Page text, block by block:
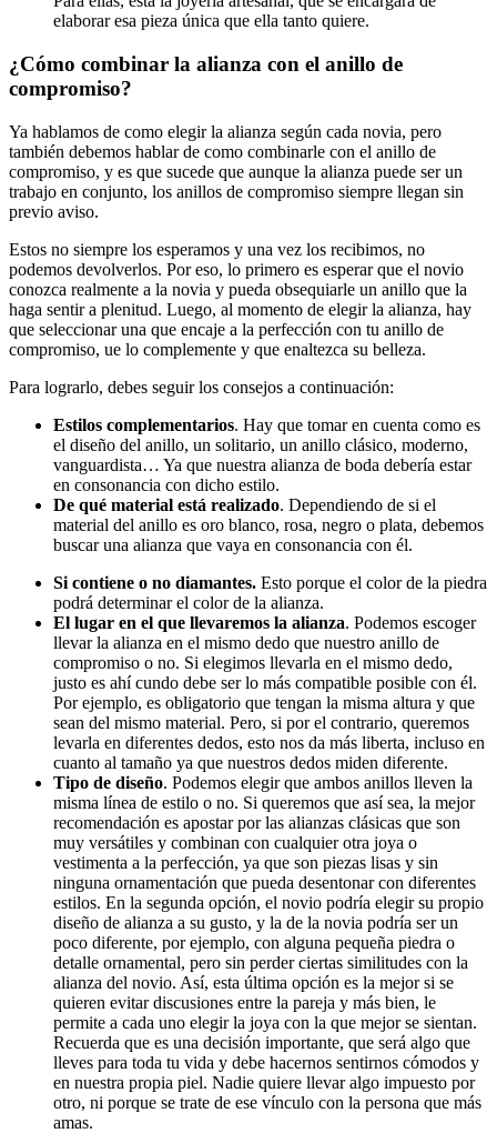
elaborar esa pieza única que ella tanto quiere.
¿Cómo combinar la alianza con el anillo de
compromiso?
Ya hablamos de como elegir la alianza según cada novia, pero
también debemos hablar de como combinarle con el anillo de
compromiso, y es que sucede que aunque la alianza puede ser un
trabajo en conjunto, los anillos de compromiso siempre llegan sin
previo aviso.
Estos no siempre los esperamos y una vez los recibimos, no
podemos devolverlos. Por eso, lo primero es esperar que el novio
conozca realmente a la novia y pueda obsequiarle un anillo que la
haga sentir a plenitud. Luego, al momento de elegir la alianza, hay
que seleccionar una que encaje a la perfección con tu anillo de
compromiso, ue lo complemente y que enaltezca su belleza.
Para lograrlo, debes seguir los consejos a continuación:
Estilos complementarios. Hay que tomar en cuenta como es
el diseño del anillo, un solitario, un anillo clásico, moderno,
vanguardista… Ya que nuestra alianza de boda debería estar
en consonancia con dicho estilo.
De qué material está realizado. Dependiendo de si el
material del anillo es oro blanco, rosa, negro o plata, debemos
buscar una alianza que vaya en consonancia con él.
Si contiene o no diamantes. Esto porque el color de la piedra
podrá determinar el color de la alianza.
El lugar en el que llevaremos la alianza. Podemos escoger
llevar la alianza en el mismo dedo que nuestro anillo de
compromiso o no. Si elegimos llevarla en el mismo dedo,
justo es ahí cundo debe ser lo más compatible posible con él.
Por ejemplo, es obligatorio que tengan la misma altura y que
sean del mismo material. Pero, si por el contrario, queremos
levarla en diferentes dedos, esto nos da más liberta, incluso en
cuanto al tamaño ya que nuestros dedos miden diferente.
Tipo de diseño. Podemos elegir que ambos anillos lleven la
misma línea de estilo o no. Si queremos que así sea, la mejor
recomendación es apostar por las alianzas clásicas que son
muy versátiles y combinan con cualquier otra joya o
vestimenta a la perfección, ya que son piezas lisas y sin
ninguna ornamentación que pueda desentonar con diferentes
estilos. En la segunda opción, el novio podría elegir su propio
diseño de alianza a su gusto, y la de la novia podría ser un
poco diferente, por ejemplo, con alguna pequeña piedra o
detalle ornamental, pero sin perder ciertas similitudes con la
alianza del novio. Así, esta última opción es la mejor si se
quieren evitar discusiones entre la pareja y más bien, le
permite a cada uno elegir la joya con la que mejor se sientan.
Recuerda que es una decisión importante, que será algo que
lleves para toda tu vida y debe hacernos sentirnos cómodos y
en nuestra propia piel. Nadie quiere llevar algo impuesto por
otro, ni porque se trate de ese vínculo con la persona que más
amas.